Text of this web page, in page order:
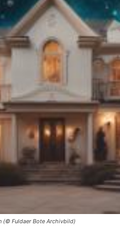
(© Fuldaer Bote Archivbild)